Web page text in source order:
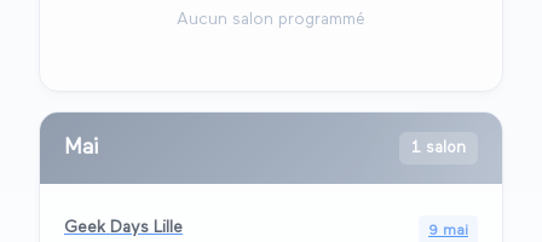
Aucun salon programmé
Mai 1 salon
Geek Days Lille 9 mai